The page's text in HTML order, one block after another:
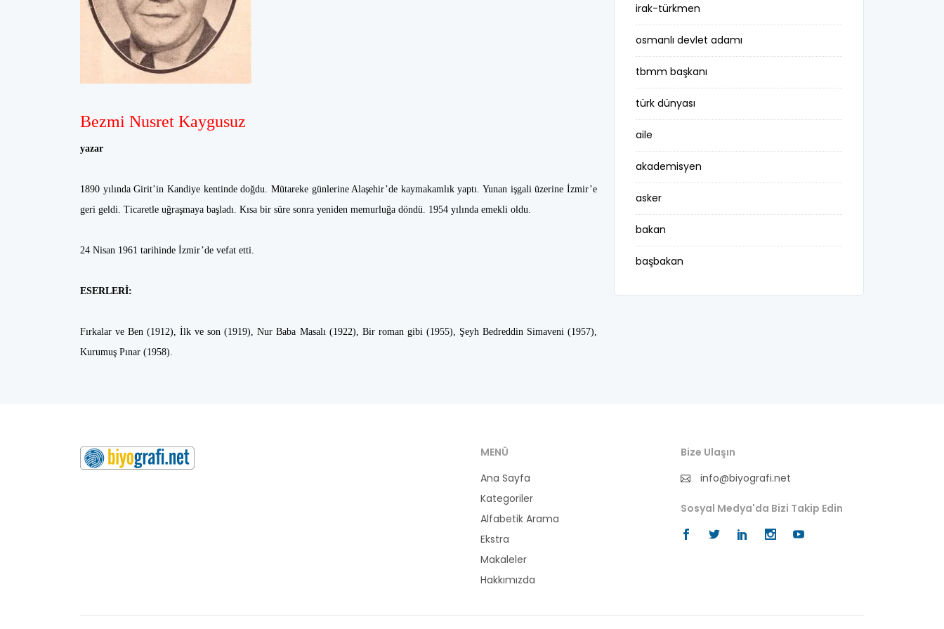
Bezmi Nusret Kaygusuz
yazar
1890 yılında Girit’in Kandiye kentinde doğdu. Mütareke günlerine Alaşehir’de kaymakamlık yaptı. Yunan işgali üzerine İzmir’e
geri geldi. Ticaretle uğraşmaya başladı. Kısa bir süre sonra yeniden memurluğa döndü. 1954 yılında emekli oldu.
24 Nisan 1961 tarihinde İzmir’de vefat etti.
ESERLERİ:
Fırkalar ve Ben (1912), İlk ve son (1919), Nur Baba Masalı (1922), Bir roman gibi (1955), Şeyh Bedreddin Simaveni (1957),
Kurumuş Pınar (1958).
irak-türkmen
osmanlı devlet adamı
tbmm başkanı
türk dünyası
aile
akademisyen
asker
bakan
başbakan
belediye başkanı
cumhurbaşkanı
din adamı
MENÜ
Ana Sayfa
Kategoriler
Alfabetik Arama
Ekstra
Makaleler
Hakkımızda
Bize Ulaşın
info@biyografi.net
Sosyal Medya'da Bizi Takip Edin